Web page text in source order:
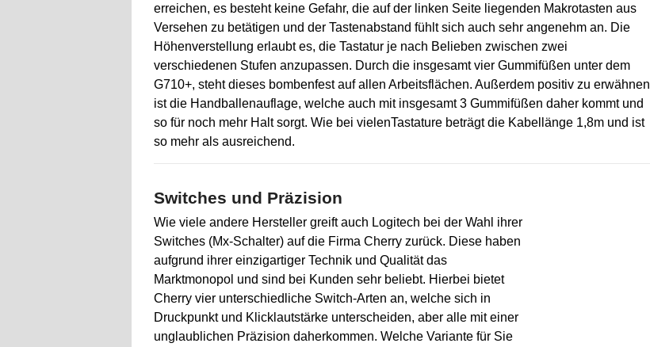
erreichen, es besteht keine Gefahr, die auf der linken Seite liegenden Makrotasten aus
Versehen zu betätigen und der Tastenabstand fühlt sich auch sehr angenehm an. Die
Höhenverstellung erlaubt es, die Tastatur je nach Belieben zwischen zwei
verschiedenen Stufen anzupassen. Durch die insgesamt vier Gummifüßen unter dem
G710+, steht dieses bombenfest auf allen Arbeitsflächen. Außerdem positiv zu erwähnen
ist die Handballenauflage, welche auch mit insgesamt 3 Gummifüßen daher kommt und
so für noch mehr Halt sorgt. Wie bei vielenTastature beträgt die Kabellänge 1,8m und ist
so mehr als ausreichend.
Switches und Präzision
Wie viele andere Hersteller greift auch Logitech bei der Wahl ihrer
Switches (Mx-Schalter) auf die Firma Cherry zurück. Diese haben
aufgrund ihrer einzigartiger Technik und Qualität das
Marktmonopol und sind bei Kunden sehr beliebt. Hierbei bietet
Cherry vier unterschiedliche Switch-Arten an, welche sich in
Druckpunkt und Klicklautstärke unterscheiden, aber alle mit einer
unglaublichen Präzision daherkommen. Welche Variante für Sie